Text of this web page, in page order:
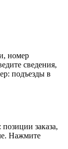
номер
сведения,
подъезды в
заказа,
Нажмите